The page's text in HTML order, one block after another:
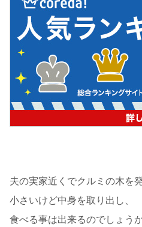
夫の実家近くでクルミの木を
小さいけど中身を取り出し、
食べる事は出来るのでしょうか